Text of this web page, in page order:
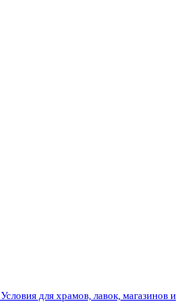
Условия для храмов, лавок, магазинов и